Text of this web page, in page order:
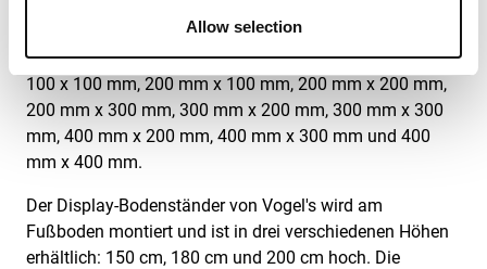
Allow selection
Er passt für Monitore mit einem Lochmuster (VESA) von
100 x 100 mm, 200 mm x 100 mm, 200 mm x 200 mm,
200 mm x 300 mm, 300 mm x 200 mm, 300 mm x 300
mm, 400 mm x 200 mm, 400 mm x 300 mm und 400
mm x 400 mm.
Der Display-Bodenständer von Vogel's wird am
Fußboden montiert und ist in drei verschiedenen Höhen
erhältlich: 150 cm, 180 cm und 200 cm hoch. Die